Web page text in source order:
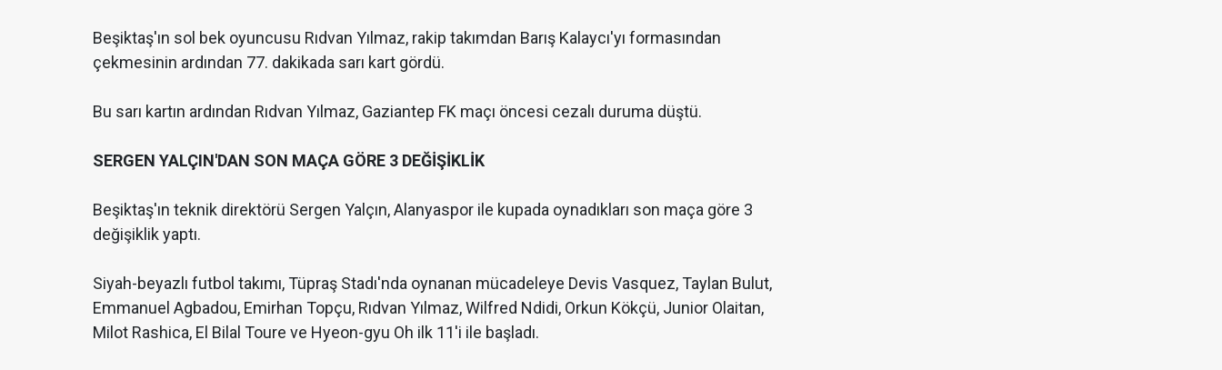
Beşiktaş'ın sol bek oyuncusu Rıdvan Yılmaz, rakip takımdan Barış Kalaycı'yı formasından
çekmesinin ardından 77. dakikada sarı kart gördü.
Bu sarı kartın ardından Rıdvan Yılmaz, Gaziantep FK maçı öncesi cezalı duruma düştü.
SERGEN YALÇIN'DAN SON MAÇA GÖRE 3 DEĞİŞİKLİK
Beşiktaş'ın teknik direktörü Sergen Yalçın, Alanyaspor ile kupada oynadıkları son maça göre 3
değişiklik yaptı.
Siyah-beyazlı futbol takımı, Tüpraş Stadı'nda oynanan mücadeleye Devis Vasquez, Taylan Bulut,
Emmanuel Agbadou, Emirhan Topçu, Rıdvan Yılmaz, Wilfred Ndidi, Orkun Kökçü, Junior Olaitan,
Milot Rashica, El Bilal Toure ve Hyeon-gyu Oh ilk 11'i ile başladı.